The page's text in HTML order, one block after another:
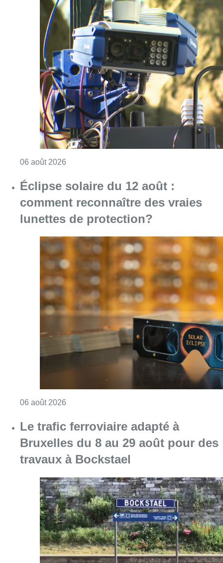
06 août 2026
Éclipse solaire du 12 août :
comment reconnaître des vraies
lunettes de protection?
06 août 2026
Le trafic ferroviaire adapté à
Bruxelles du 8 au 29 août pour des
travaux à Bockstael